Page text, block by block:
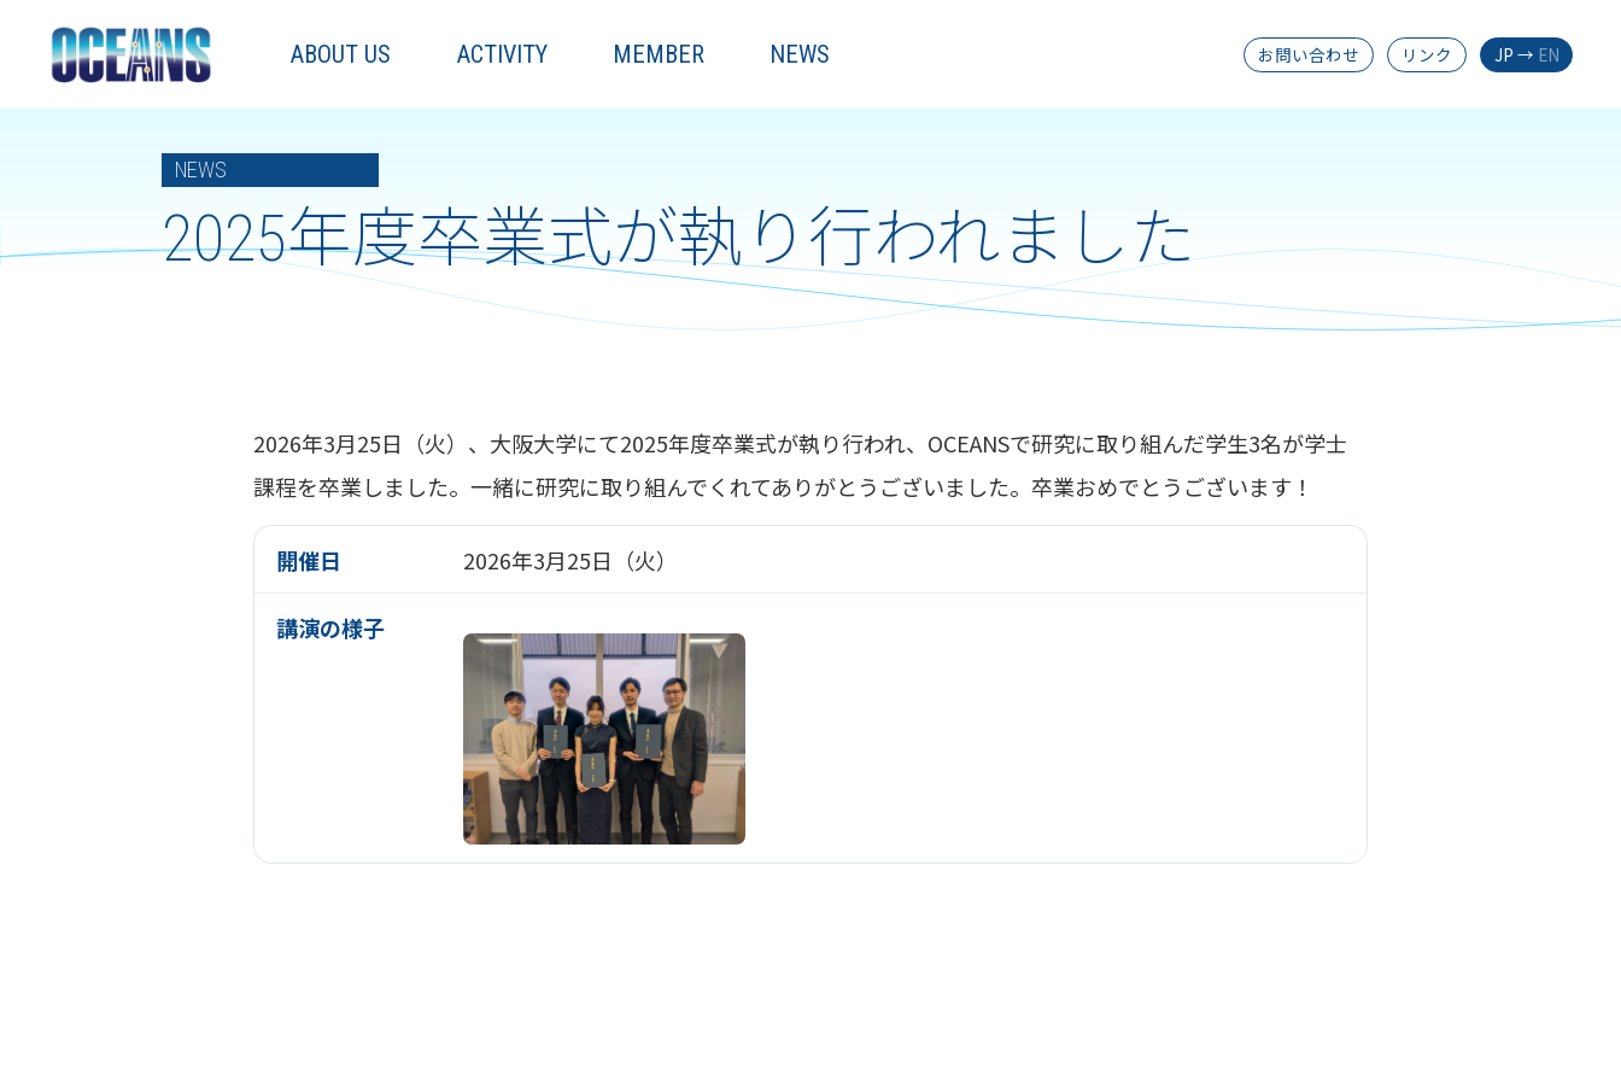
ABOUT US ACTIVITY MEMBER NEWS お問い合わせ リンク JP → EN
NEWS
2025年度卒業式が執り行われました
2026年3月25日（火）、大阪大学にて2025年度卒業式が執り行われ、OCEANSで研究に取り組んだ学生3名が学士
課程を卒業しました。一緒に研究に取り組んでくれてありがとうございました。卒業おめでとうございます！
開催日 2026年3月25日（火）
講演の様子